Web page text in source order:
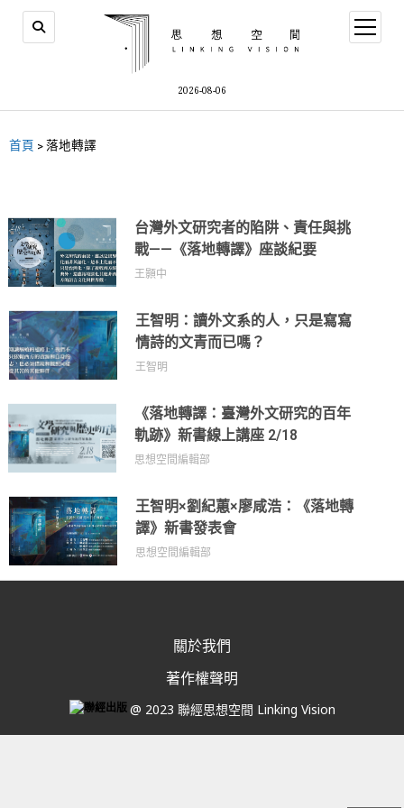
2026-08-06
首頁 >落地轉譯
台灣外文研究者的陷阱、責任與挑
戰——《落地轉譯》座談紀要
王顥中
王智明：讀外文系的人，只是寫寫
情詩的文青而已嗎？
王智明
《落地轉譯：臺灣外文研究的百年
軌跡》新書線上講座 2/18
思想空間編輯部
王智明×劉紀蕙×廖咸浩：《落地轉
譯》新書發表會
思想空間編輯部
關於我們
著作權聲明
@ 2023 聯經思想空間 Linking Vision